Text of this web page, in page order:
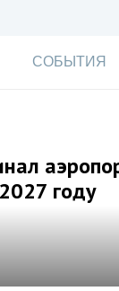
СОБЫТИЯ
году